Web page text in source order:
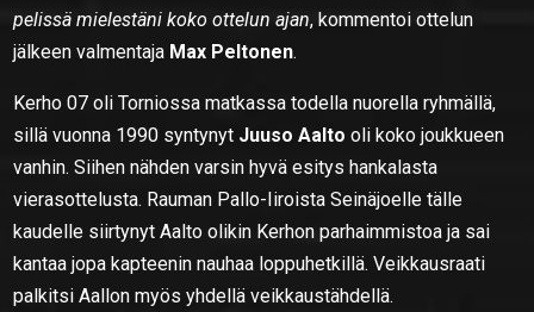
pelissä mielestäni koko ottelun ajan, kommentoi ottelun
jälkeen valmentaja Max Peltonen.
Kerho 07 oli Torniossa matkassa todella nuorella ryhmällä,
sillä vuonna 1990 syntynyt Juuso Aalto oli koko joukkueen
vanhin. Siihen nähden varsin hyvä esitys hankalasta
vierasottelusta. Rauman Pallo-Iiroista Seinäjoelle tälle
kaudelle siirtynyt Aalto olikin Kerhon parhaimmistoa ja sai
kantaa jopa kapteenin nauhaa loppuhetkillä. Veikkausraati
palkitsi Aallon myös yhdellä veikkaustähdellä.